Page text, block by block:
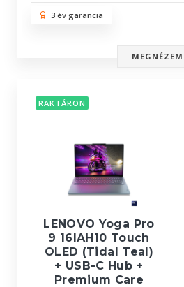
3 év garancia
MEGNÉZEM
RAKTÁRON
LENOVO Yoga Pro
9 16IAH10 Touch
OLED (Tidal Teal)
+ USB-C Hub +
Premium Care